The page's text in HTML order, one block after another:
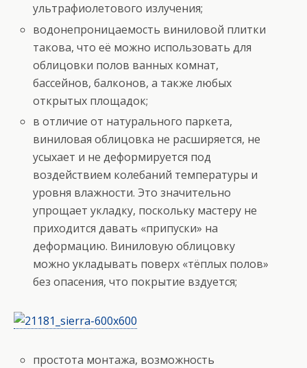
ультрафиолетового излучения;
водонепроницаемость виниловой плитки
такова, что её можно использовать для
облицовки полов ванных комнат,
бассейнов, балконов, а также любых
открытых площадок;
в отличие от натурального паркета,
виниловая облицовка не расширяется, не
усыхает и не деформируется под
воздействием колебаний температуры и
уровня влажности. Это значительно
упрощает укладку, поскольку мастеру не
приходится давать «припуски» на
деформацию. Виниловую облицовку
можно укладывать поверх «тёплых полов»
без опасения, что покрытие вздуется;
простота монтажа, возможность